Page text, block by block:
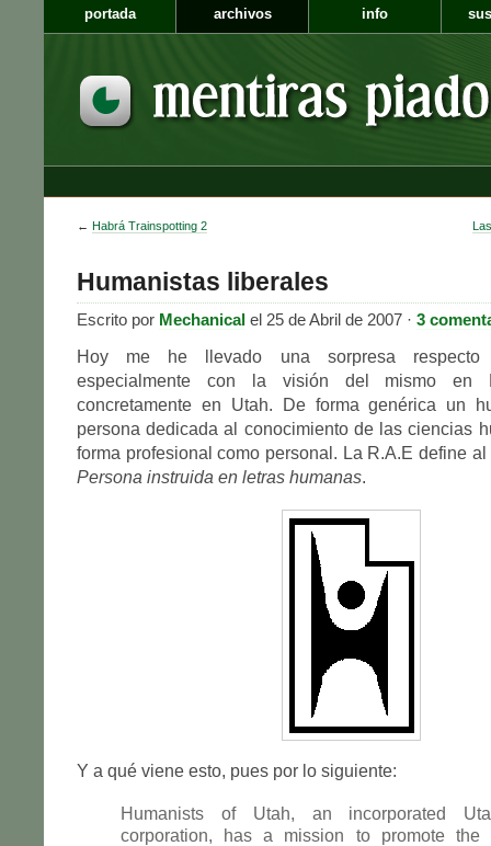
portada archivos info
← Habrá Trainspotting 2
Humanistas liberales
Escrito por Mechanical el 25 de Abril de 2007 · 3
Hoy me he llevado una sorpresa respecto
especialmente con la visión del mismo en
concretamente en Utah. De forma genérica un
persona dedicada al conocimiento de las ciencias
forma profesional como personal. La R.A.E define
Persona instruida en letras humanas.
Y a qué viene esto, pues por lo siguiente:
Humanists of Utah, an incorporated
corporation, has a mission to promote the